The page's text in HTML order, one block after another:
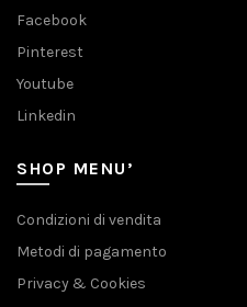
Facebook
Pinterest
Youtube
Linkedin
SHOP MENU’
Condizioni di vendita
Metodi di pagamento
Privacy & Cookies